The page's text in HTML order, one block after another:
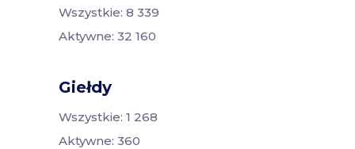
Wszystkie: 8 339
Aktywne: 32 160
Giełdy
Wszystkie: 1 268
Aktywne: 360